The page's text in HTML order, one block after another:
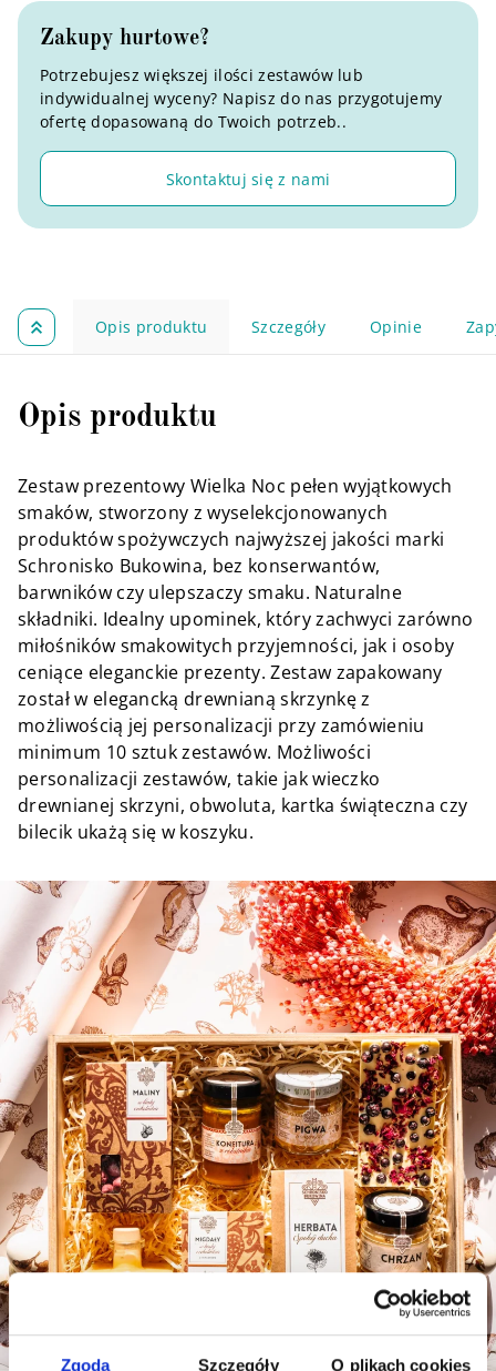
Zgoda Szczegóły O plikach cookies
Zakupy hurtowe?
Potrzebujesz większej ilości zestawów lub
indywidualnej wyceny? Napisz do nas przygotujemy
ofertę dopasowaną do Twoich potrzeb..
Skontaktuj się z nami
Opis produktu Szczegóły Opinie
Opis produktu
Zestaw prezentowy Wielka Noc pełen wyjątkowych
smaków, stworzony z wyselekcjonowanych
produktów spożywczych najwyższej jakości marki
Schronisko Bukowina, bez konserwantów,
barwników czy ulepszaczy smaku. Naturalne
składniki. Idealny upominek, który zachwyci zarówno
miłośników smakowitych przyjemności, jak i osoby
ceniące eleganckie prezenty. Zestaw zapakowany
został w elegancką drewnianą skrzynkę z
możliwością jej personalizacji przy zamówieniu
minimum 10 sztuk zestawów. Możliwości
personalizacji zestawów, takie jak wieczko
drewnianej skrzyni, obwoluta, kartka świąteczna czy
bilecik ukażą się w koszyku.